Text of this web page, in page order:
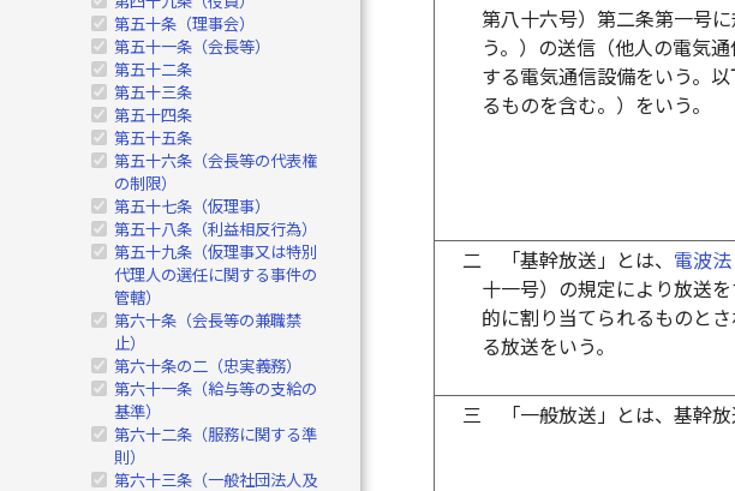
第五十条（理事会）
第五十一条（会長等）
第五十二条
第五十三条
第五十四条
第五十五条
第五十六条（会長等の代表権
の制限）
第五十七条（仮理事）
第五十八条（利益相反行為）
第五十九条（仮理事又は特別
代理人の選任に関する事件の
管轄）
第六十条（会長等の兼職禁
止）
第六十条の二（忠実義務）
第六十一条（給与等の支給の
基準）
第六十二条（服務に関する準
則）
第六十三条（一般社団法人及
第八十六号）第二条第一号
う。）の送信（他人の電気
する電気通信設備をいう。
るものを含む。）をいう。
二
「基幹放送」とは、 電波法
十一号）の規定により放送
的に割り当てられるものと
る放送をいう。
三
「一般放送」とは、基幹